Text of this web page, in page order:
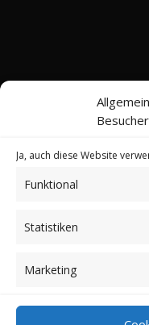
Ja, auch diese Website
Funktional
Statistiken
Marketing
Kontakt
*Werbehinweis:
Kaufverträge über
Für einen Kauf